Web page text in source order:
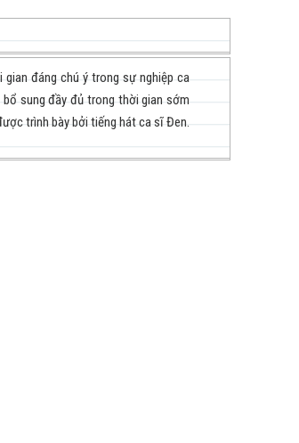
đáng chú ý trong sự nghiệp ca
sung đầy đủ trong thời gian sớm
trình bày bởi tiếng hát ca sĩ Đen.